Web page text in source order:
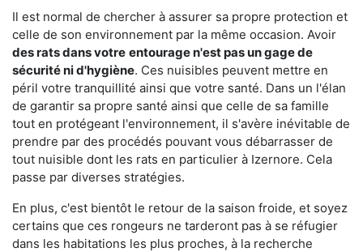
Il est normal de chercher à assurer sa propre protection et
celle de son environnement par la même occasion. Avoir
des rats dans votre entourage n'est pas un gage de
sécurité ni d'hygiène. Ces nuisibles peuvent mettre en
péril votre tranquillité ainsi que votre santé. Dans un l'élan
de garantir sa propre santé ainsi que celle de sa famille
tout en protégeant l'environnement, il s'avère inévitable de
prendre par des procédés pouvant vous débarrasser de
tout nuisible dont les rats en particulier à Izernore. Cela
passe par diverses stratégies.
En plus, c'est bientôt le retour de la saison froide, et soyez
certains que ces rongeurs ne tarderont pas à se réfugier
dans les habitations les plus proches, à la recherche